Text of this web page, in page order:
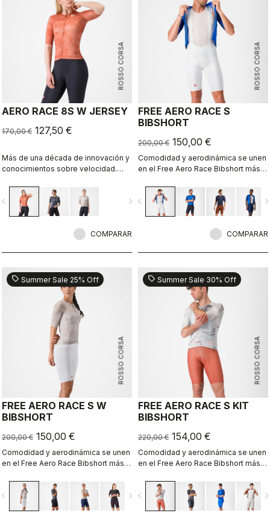
ROSSO CORSA
AERO RACE 8S W JERSEY
170,00 € 127,50 €
Más de una década de innovación y
conocimientos sobre velocidad.
todavía más rápido
navigate_next
COMPARAR
ROSSO CORSA
FREE AERO RACE S
BIBSHORT
200,00 € 150,00 €
Comodidad y aerodinámica se unen
en el Free Aero Race Bibshort más
navigate_before
COMPARAR
ROSSO CORSA
sell Summer Sale 25% Off
FREE AERO RACE S W
BIBSHORT
200,00 € 150,00 €
Comodidad y aerodinámica se unen
en el Free Aero Race Bibshort más
navigate_next
ROSSO CORSA
sell Summer Sale 30% Off
FREE AERO RACE S KIT
BIBSHORT
220,00 € 154,00 €
Comodidad y aerodinámica se unen
en el Free Aero Race Bibshort más
navigate_before